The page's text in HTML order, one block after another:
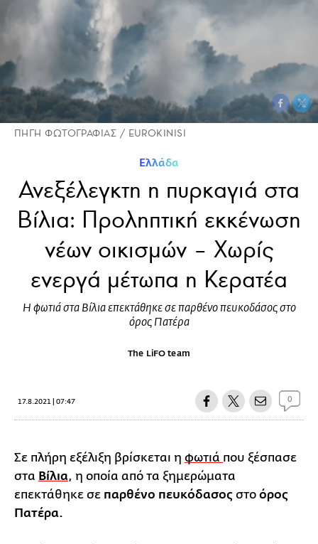
ΠΗΓΗ ΦΩΤΟΓΡΑΦΙΑΣ / EUROKINISI
Ελλάδα
Ανεξέλεγκτη η πυρκαγιά στα
Βίλια: Προληπτική εκκένωση
νέων οικισμών – Χωρίς
ενεργά μέτωπα η Κερατέα
Η φωτιά στα Βίλια επεκτάθηκε σε παρθένο πευκοδάσος στο
όρος Πατέρα
The LiFO team
17.8.2021 | 07:47 0
Σε πλήρη εξέλιξη βρίσκεται η φωτιά που ξέσπασε
στα Βίλια, η οποία από τα ξημερώματα
επεκτάθηκε σε παρθένο πευκόδασος στο όρος
Πατέρα.